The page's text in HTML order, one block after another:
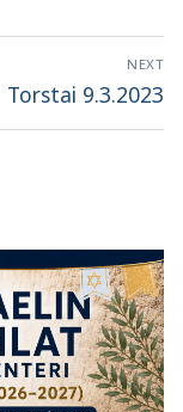
NEXT
Next
Torstai 9.3.2023